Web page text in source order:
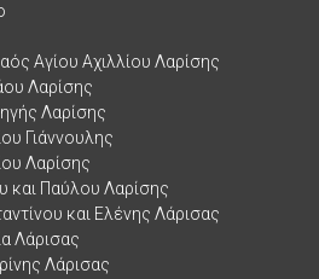
Αγίου Αχιλλίου Λαρίσης
Λαρίσης
Λαρίσης
Γιάννουλης
Λαρίσης
και Παύλου Λαρίσης
και Ελένης Λάρισας
Λάρισας
Λάρισας